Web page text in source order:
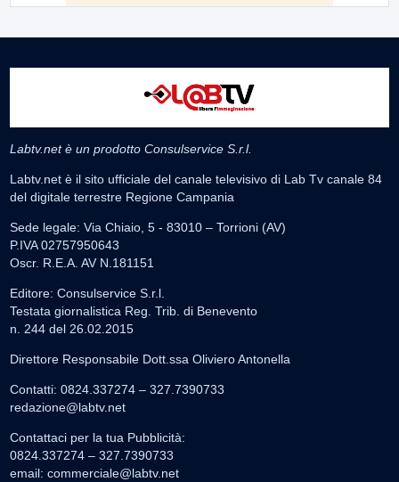
Labtv.net è un prodotto Consulservice S.r.l.
Labtv.net è il sito ufficiale del canale televisivo di Lab Tv canale 84
del digitale terrestre Regione Campania
Sede legale: Via Chiaio, 5 - 83010 – Torrioni (AV)
P.IVA 02757950643
Oscr. R.E.A. AV N.181151
Editore: Consulservice S.r.l.
Testata giornalistica Reg. Trib. di Benevento
n. 244 del 26.02.2015
Direttore Responsabile Dott.ssa Oliviero Antonella
Contatti: 0824.337274 – 327.7390733
redazione@labtv.net
Contattaci per la tua Pubblicità:
0824.337274 – 327.7390733
email: commerciale@labtv.net